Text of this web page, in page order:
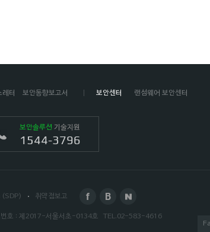
터 보안동향보고서 보안센터 랜섬웨어 보안센터
보안솔루션 기술지원
1544-3796
취약점보고
번호 : 제2017-서울서초-0134호 TEL.02-583-4616